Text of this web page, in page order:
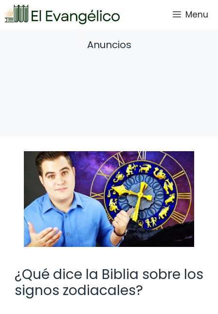
Saltar
al
Menu
Anuncios
¿Qué dice la Biblia sobre los
signos zodiacales?